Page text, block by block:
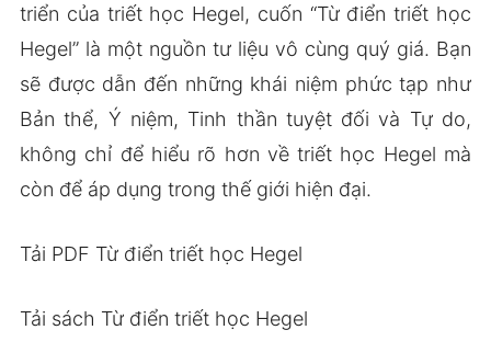
triển của triết học Hegel, cuốn “Từ điển triết học
Hegel” là một nguồn tư liệu vô cùng quý giá. Bạn
sẽ được dẫn đến những khái niệm phức tạp như
Bản thể, Ý niệm, Tinh thần tuyệt đối và Tự do,
không chỉ để hiểu rõ hơn về triết học Hegel mà
còn để áp dụng trong thế giới hiện đại.
Tải PDF Từ điển triết học Hegel
Tải sách Từ điển triết học Hegel